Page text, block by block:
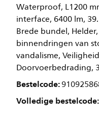
Waterproof, L1200
interface, 6400 lm,
Brede bundel,
binnendringen van
vandalisme,
Doorvoerbedrading,
Bestelcode:
Volledige bestelcode: